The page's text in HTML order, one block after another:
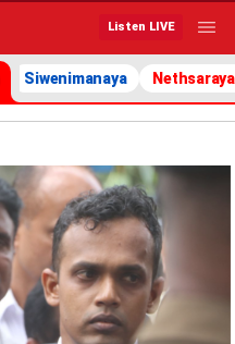
Listen LIVE
Siwenimanaya Nethsaraya